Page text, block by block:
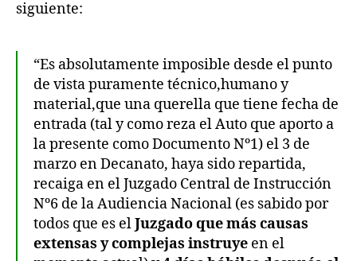
siguiente:
“Es absolutamente imposible desde el punto
de vista puramente técnico,humano y
material,que una querella que tiene fecha de
entrada (tal y como reza el Auto que aporto a
la presente como Documento Nº1) el 3 de
marzo en Decanato, haya sido repartida,
recaiga en el Juzgado Central de Instrucción
Nº6 de la Audiencia Nacional (es sabido por
todos que es elJuzgado que más causas
extensas y complejas instruye en el